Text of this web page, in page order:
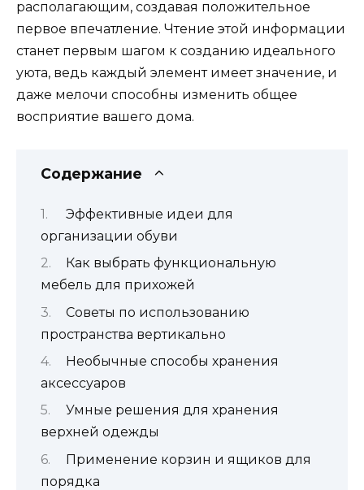
располагающим, создавая положительное
первое впечатление. Чтение этой информации
станет первым шагом к созданию идеального
уюта, ведь каждый элемент имеет значение, и
даже мелочи способны изменить общее
восприятие вашего дома.
Содержание
Эффективные идеи для
организации обуви
Как выбрать функциональную
мебель для прихожей
Советы по использованию
пространства вертикально
Необычные способы хранения
аксессуаров
Умные решения для хранения
верхней одежды
Применение корзин и ящиков для
порядка